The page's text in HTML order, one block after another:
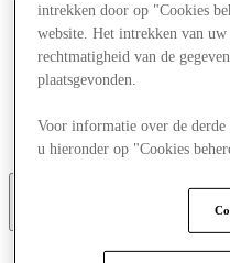
Winkels
Plan je bezoek
Wat is er aan
Cadeaubonnen
Diensten
intrekken door op "Cookies
website. Het intrekken van
rechtmatigheid van de
plaatsgevonden.
Voor informatie over de
u hieronder op "Cookies